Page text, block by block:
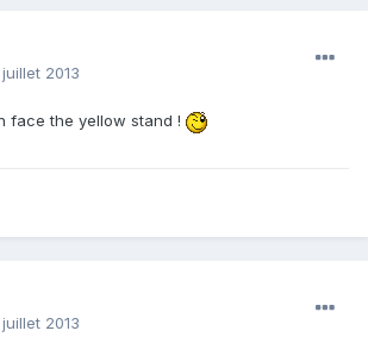
juillet 2013
face the yellow stand !
juillet 2013